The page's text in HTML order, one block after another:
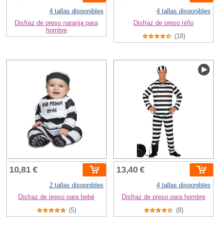
4 tallas disponibles
Disfraz de preso naranja para
hombre
4 tallas disponibles
Disfraz de preso niño
(18)
10,81 €
2 tallas disponibles
Disfraz de preso para bebé
(5)
13,40 €
4 tallas disponibles
Disfraz de preso para hombre
(8)